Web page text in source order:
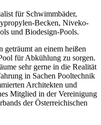
für Schwimmbäder,
Becken, Niveko-
und Biodesign-Pools.
geträumt an einem heißen
für Abkühlung zu sorgen.
sehr gerne in die Realität
in Sachen Pooltechnik
Architekten und
Mitglied in der Vereinigung
der Österreichischen